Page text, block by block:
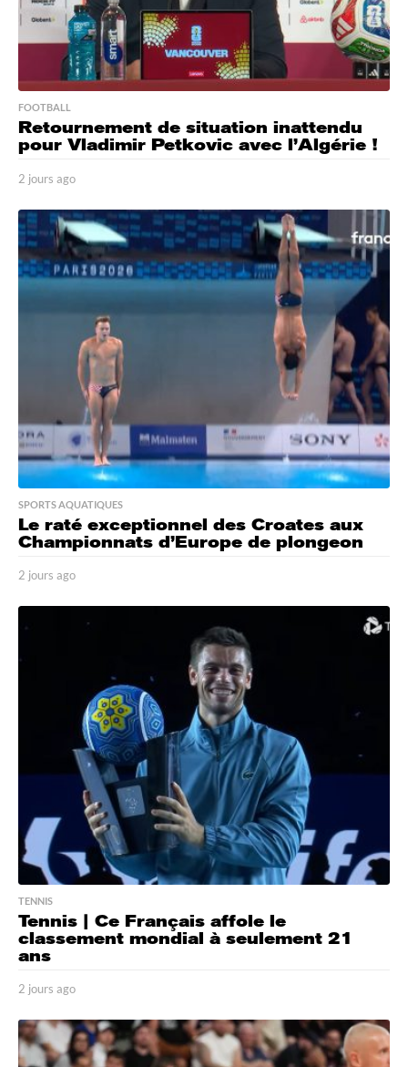
FOOTBALL
Retournement de situation inattendu
pour Vladimir Petkovic avec l’Algérie !
2 jours ago
o
u
r
s
a
SPORTS AQUATIQUES
Le raté exceptionnel des Croates aux
Championnats d’Europe de plongeon
2 jours ago
o
TENNIS
Tennis | Ce Français affole le
classement mondial à seulement 21
ans
2 jours ago
o
u
r